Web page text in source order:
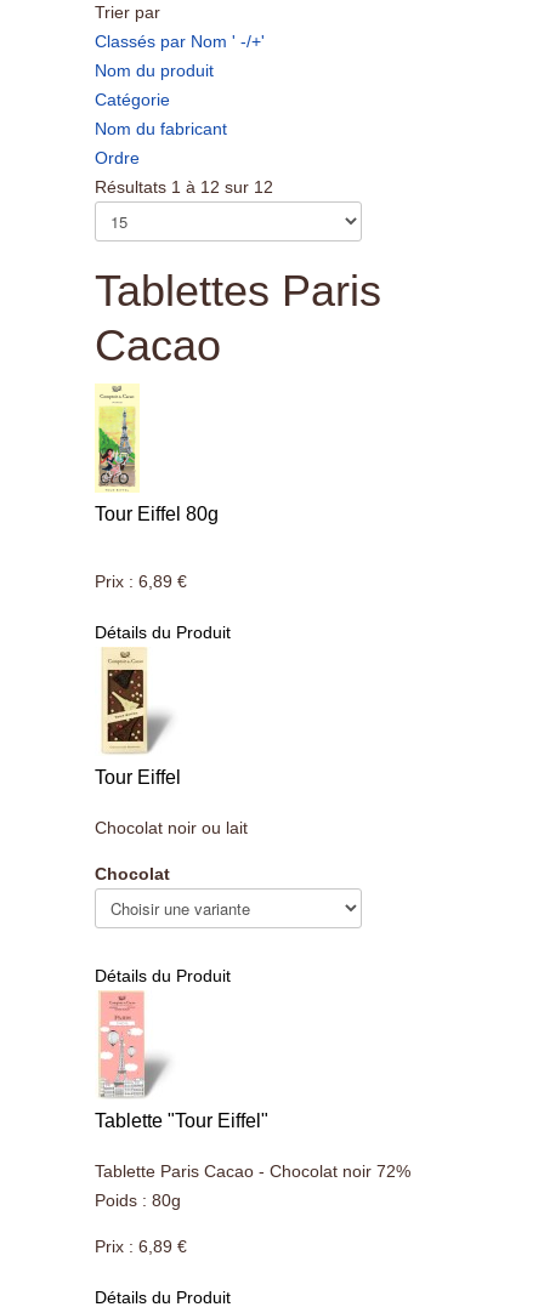
Trier par
Classés par Nom ' -/+'
Nom du produit
Catégorie
Nom du fabricant
Ordre
Résultats 1 à 12 sur 12
Tablettes Paris
Cacao
Tour Eiffel 80g
Prix : 6,89 €
Détails du Produit
Tour Eiffel
Chocolat noir ou lait
Chocolat
Détails du Produit
Tablette "Tour Eiffel"
Tablette Paris Cacao - Chocolat noir 72%
Poids : 80g
Prix : 6,89 €
Détails du Produit